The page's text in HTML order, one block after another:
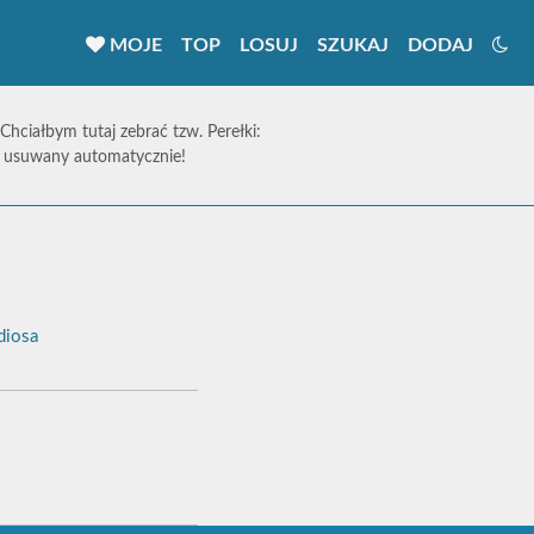
MOJE TOP LOSUJ SZUKAJ DODAJ
tutaj zebrać tzw. Perełki:
usuwany automatycznie!